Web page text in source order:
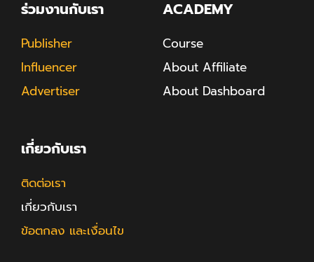
ร่วมงานกับเรา
Publisher
Influencer
Advertiser
ACADEMY
Course
About Affiliate
About Dashboard
เกี่ยวกับเรา
ติดต่อเรา
เกี่ยวกับเรา
ข้อตกลง และเงื่อนไข